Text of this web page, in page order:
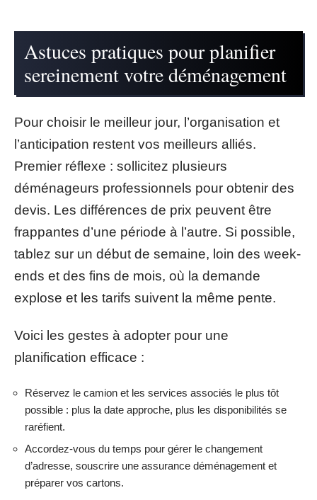
Astuces pratiques pour planifier
sereinement votre déménagement
Pour choisir le meilleur jour, l’organisation et
l’anticipation restent vos meilleurs alliés.
Premier réflexe : sollicitez plusieurs
déménageurs professionnels pour obtenir des
devis. Les différences de prix peuvent être
frappantes d’une période à l’autre. Si possible,
tablez sur un début de semaine, loin des week-
ends et des fins de mois, où la demande
explose et les tarifs suivent la même pente.
Voici les gestes à adopter pour une
planification efficace :
Réservez le camion et les services associés le plus tôt
possible : plus la date approche, plus les disponibilités se
raréfient.
Accordez-vous du temps pour gérer le changement
d’adresse, souscrire une assurance déménagement et
préparer vos cartons.